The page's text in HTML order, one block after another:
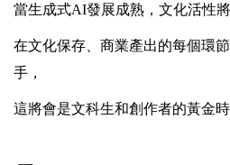
當生成式AI發展成熟，文化活性
在文化保存、商業產出的每個環
手，
這將會是文科生和創作者的黃金時